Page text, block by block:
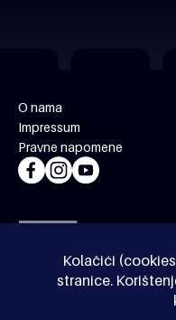
Kolačići
stranice.
O nama
Impressum
Pravne napomene